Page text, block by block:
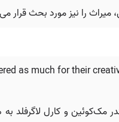
میراث را نیز مورد بحث
as much for their
مک‌کوئین و کارل